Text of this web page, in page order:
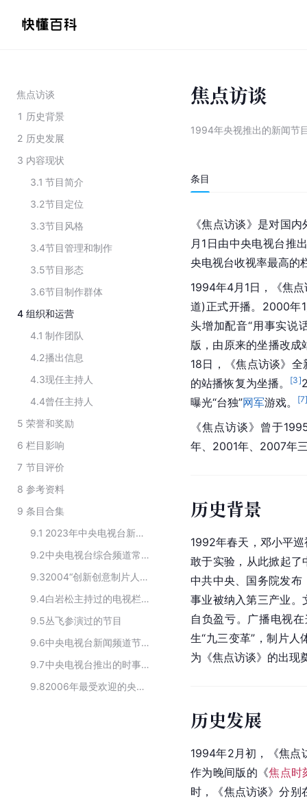
焦点访谈
1 历史背景
2 历史发展
3 内容现状
3.1 节目简介
3.2节目定位
3.3节目风格
3.4节目管理和制作
3.5节目形态
3.6节目制作群体
4 组织和运营
4.1 制作团队
4.2播出信息
4.3现任主持人
4.4曾任主持人
5 荣誉和奖励
6 栏目影响
7 节目评价
8 参考资料
9 条目合集
9.1
2023年中央电视台新闻频道CCTV-13在播新闻节目
9.2
中央电视台综合频道常播节目
9.3
2004“创新创意制片人”电视百佳栏目名单
9.4
白岩松主持过的电视栏目
9.5丛飞参演过的节目
9.6
中央电视台新闻频道节目
9.7
中央电视台推出的时事谈话评论类节目
9.8
2006年最受欢迎的央视十佳栏目
焦点访谈
1994年央视推出的新闻节
条目
《焦点访谈》是对国
月1日由中央电视台推
央电视台收视率最高的
1994年4月1日，《焦
道)正式开播。2000年
头增加配音“用事实说
版，由原来的坐播改
18日，《焦点访谈》
的站播恢复为坐播。
[3]
曝光“台独”网军游戏。 [7
《焦点访谈》曾于
年、2001年、2007年
历史背景
1992年春天，邓小平
敢于实验，从此掀起了
中共中央、国务院发布
事业被纳入第三产业。
自负盈亏。广播电视
生“九三变革”，制片
为《焦点访谈》的出现
历史发展
1994年2月初，《焦点
作为晚间版的《焦点时
时，《焦点访谈》分别